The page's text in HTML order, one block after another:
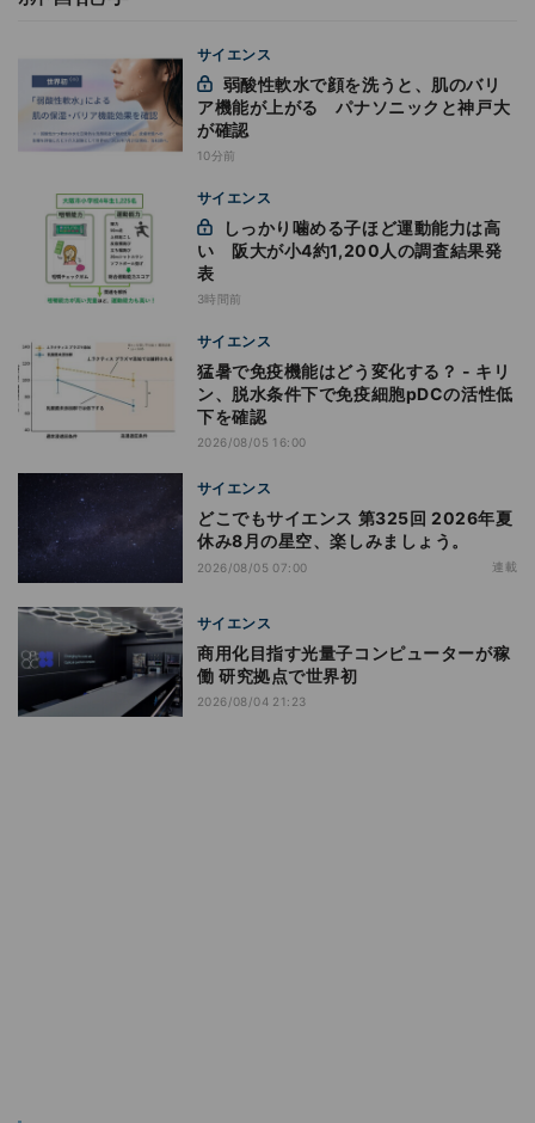
サイエンス
ア機能が上がる パナソニックと神戸大
が確認
10分前
サイエンス
い 阪大が小4約1,200人の調査結果発
表
3時間前
サイエンス
猛暑で免疫機能はどう変化する？ - キリ
ン、脱水条件下で免疫細胞pDCの活性低
下を確認
2026/08/05 16:00
サイエンス
どこでもサイエンス 第325回 2026年夏
休み8月の星空、楽しみましょう。
2026/08/05 07:00 連載
サイエンス
商用化目指す光量子コンピューターが稼
働 研究拠点で世界初
2026/08/04 21:23